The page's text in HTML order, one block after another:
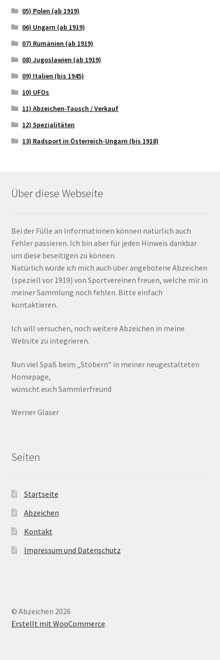
05) Polen (ab 1919)
06) Ungarn (ab 1919)
07) Rumänien (ab 1919)
08) Jugoslawien (ab 1919)
09) Italien (bis 1945)
10) UFOs
11) Abzeichen-Tausch / Verkauf
12) Spezialitäten
13) Radsport in Österreich-Ungarn (bis 1918)
Über diese Webseite
Bei der Fülle an Informationen können natürlich auch
Fehler passieren. Ich bin aber für jeden Hinweis dankbar
um diese beseitigen zu können.
Natürlich würde ich mich auch über angebotene Abzeichen
(speziell vor 1919) von Sportvereinen freuen, welche mir in
meiner Sammlung noch fehlen. Bitte einfach
kontaktieren.
Ich will versuchen, noch weitere Abzeichen in meine
Website zu integrieren.
Nun viel Spaß beim „Stöbern“ in meiner neugestalteten
Homepage,
wünscht euch Sammlerfreund
Werner Glaser
Seiten
Startseite
Abzeichen
Kontakt
Impressum und Datenschutz
© Abzeichen 2026
Erstellt mit WooCommerce.